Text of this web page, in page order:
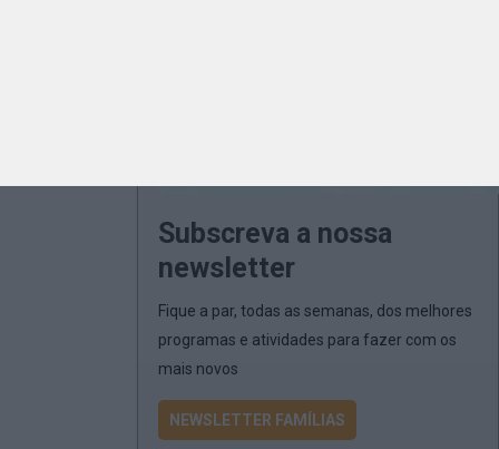
Subscreva a nossa
newsletter
Fique a par, todas as semanas, dos melhores
programas e atividades para fazer com os
mais novos
NEWSLETTER FAMÍLIAS